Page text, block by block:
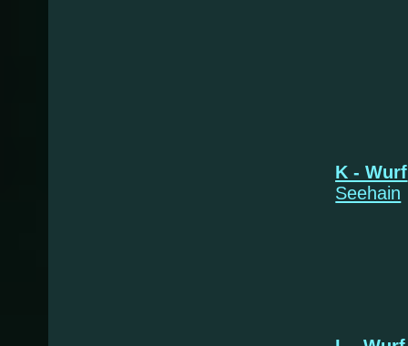
K - Wurf
Seehain